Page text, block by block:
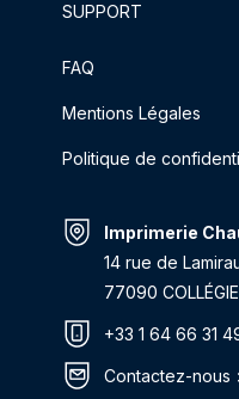
SUPPORT
FAQ
Mentions Légales
Politique de
Imprimerie
14 rue de
77090
+33 1 64 66 31
Contactez-nous